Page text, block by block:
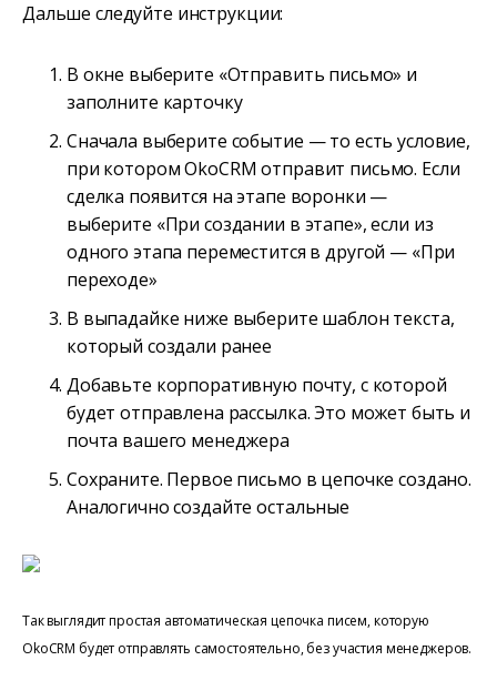
Дальше следуйте инструкции:
В окне выберите «Отправить письмо» и
заполните карточку
Сначала выберите событие — то есть условие,
при котором OkoCRM отправит письмо. Если
сделка появится на этапе воронки —
выберите «При создании в этапе», если из
одного этапа переместится в другой — «При
переходе»
В выпадайке ниже выберите шаблон текста,
который создали ранее
Добавьте корпоративную почту, с которой
будет отправлена рассылка. Это может быть и
почта вашего менеджера
Сохраните. Первое письмо в цепочке создано.
Аналогично создайте остальные
Так выглядит простая автоматическая цепочка писем, которую
OkoCRM будет отправлять самостоятельно, без участия менеджеров.